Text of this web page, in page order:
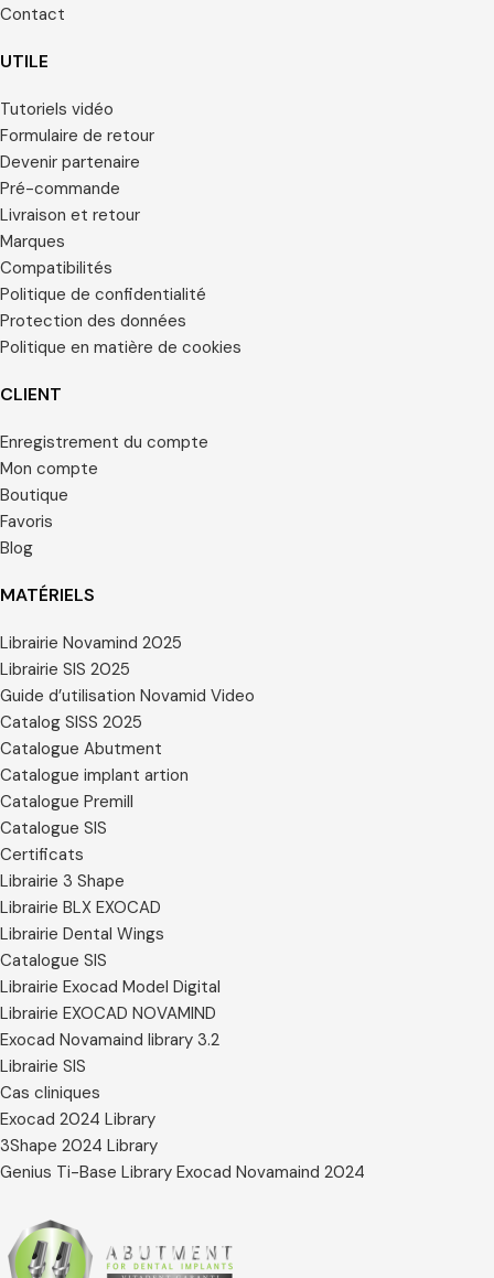
Contact
UTILE
Tutoriels vidéo
Formulaire de retour
Devenir partenaire
Pré-commande
Livraison et retour
Marques
Compatibilités
Politique de confidentialité
Protection des données
Politique en matière de cookies
CLIENT
Enregistrement du compte
Mon compte
Boutique
Favoris
Blog
MATÉRIELS
Librairie Novamind 2025
Librairie SIS 2025
Guide d’utilisation Novamid Video
Catalog SISS 2025
Catalogue Abutment
Catalogue implant artion
Catalogue Premill
Catalogue SIS
Certificats
Librairie 3 Shape
Librairie BLX EXOCAD
Librairie Dental Wings
Catalogue SIS
Librairie Exocad Model Digital
Librairie EXOCAD NOVAMIND
Exocad Novamaind library 3.2
Librairie SIS
Cas cliniques
Exocad 2024 Library
3Shape 2024 Library
Genius Ti-Base Library Exocad Novamaind 2024